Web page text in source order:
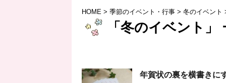
HOME > 季節のイベント・行事 > 冬のイベント
「冬のイベント」
年賀状の裏を横書きに